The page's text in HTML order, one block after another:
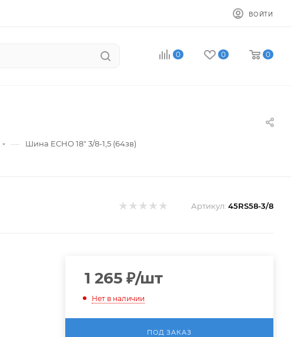
ВОЙТИ
0 0 0
— Шина ECHO 18" 3/8-1,5 (64зв)
Артикул: 45RS58-3/8
1 265₽/шт
Нет в наличии
ПОД ЗАКАЗ